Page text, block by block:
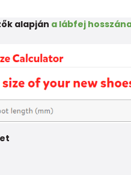
alapján a lábfej